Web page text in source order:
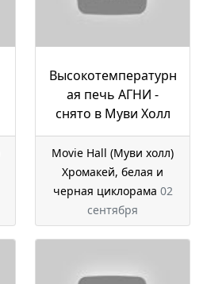
Высокотемпературн
ая печь АГНИ -
снято в Муви Холл
Movie Hall (Муви холл)
Хромакей, белая и
черная циклорама 02
сентября